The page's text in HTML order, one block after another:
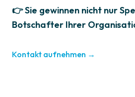
👉 Sie gewinnen nicht nur
Botschafter Ihrer
Kontakt aufnehmen →